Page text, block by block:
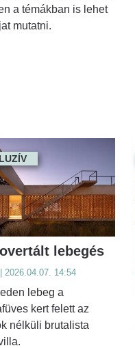
a témákban is lehet
mutatni.
lebegés
2026.04.07. 14:54
lebeg a
kert felett az
nélküli brutalista